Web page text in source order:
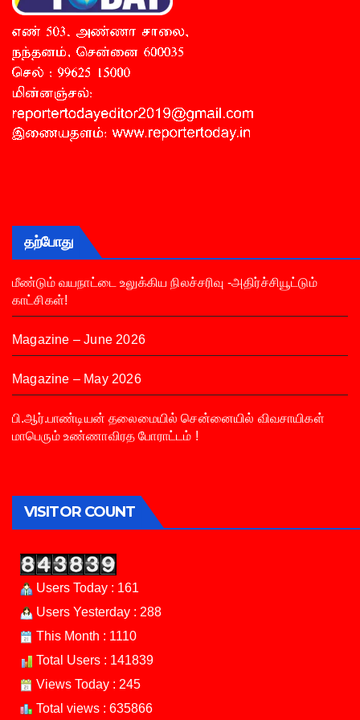
தற்போது
மீண்டும் வயநாட்டை உலுக்கிய நிலச்சரிவு -அதிர்ச்சியூட்டும்
காட்சிகள்!
Magazine – June 2026
Magazine – May 2026
பி.ஆர்.பாண்டியன் தலைமையில் சென்னையில் விவசாயிகள்
மாபெரும் உண்ணாவிரத போராட்டம் !
VISITOR COUNT
Users Today : 161
Users Yesterday : 288
This Month : 1110
Total Users : 141839
Views Today : 245
Total views : 635866